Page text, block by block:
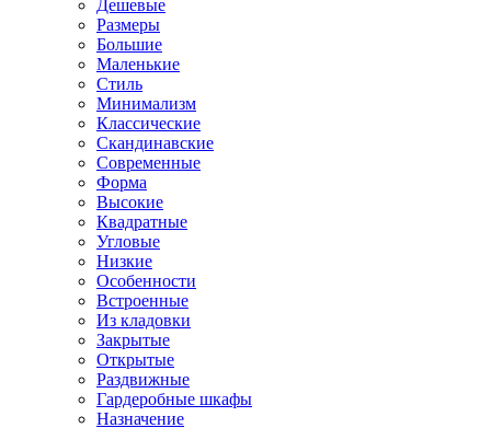
Дешевые
Размеры
Большие
Маленькие
Стиль
Минимализм
Классические
Скандинавские
Современные
Форма
Высокие
Квадратные
Угловые
Низкие
Особенности
Встроенные
Из кладовки
Закрытые
Открытые
Раздвижные
Гардеробные шкафы
Назначение